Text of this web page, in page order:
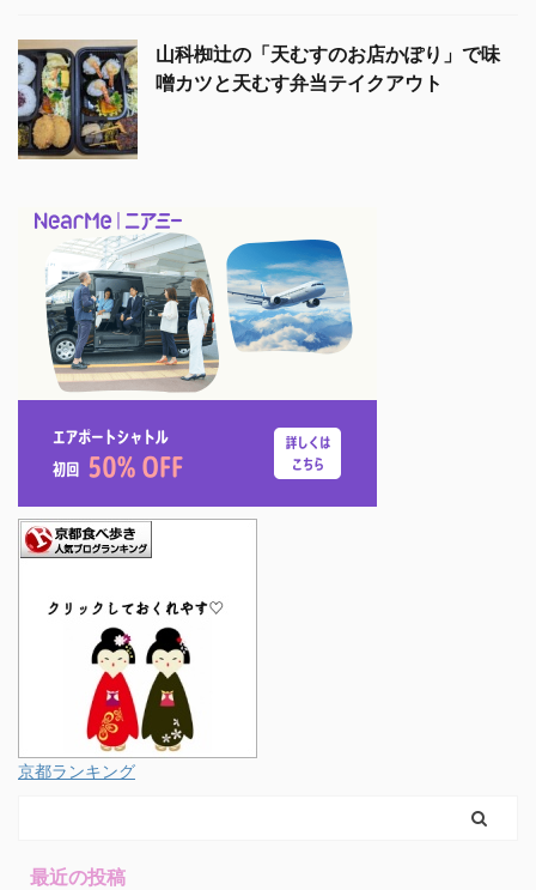
山科椥辻の「天むすのお店かぽり」で味
噌カツと天むす弁当テイクアウト
京都ランキング
最近の投稿